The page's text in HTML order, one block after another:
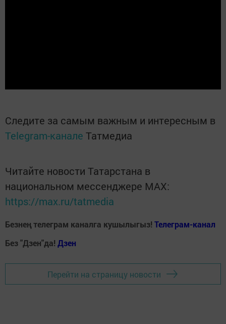
Следите за самым важным и интересным в
Telegram-канале Татмедиа
Читайте новости Татарстана в
национальном мессенджере MАХ:
https://max.ru/tatmedia
Безнең телеграм каналга кушылыгыз! Телеграм-канал
Без "Дзен"да! Дзен
Перейти на страницу новости